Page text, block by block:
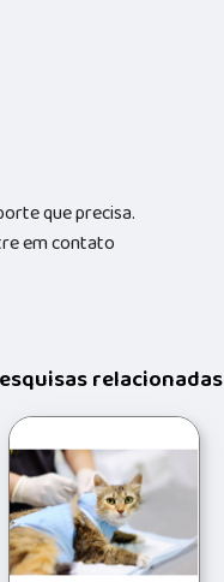
que precisa.
em contato
relacionadas